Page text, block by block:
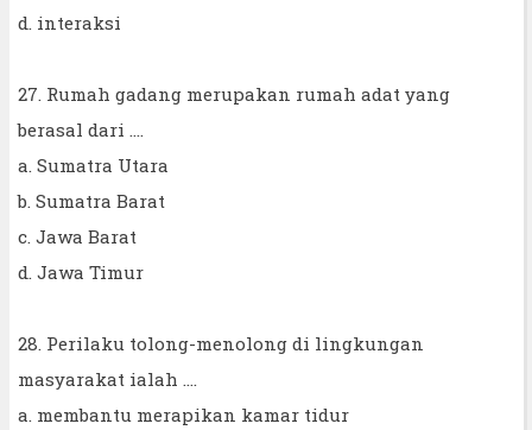
d. interaksi
27. Rumah gadang merupakan rumah adat yang
berasal dari ....
a. Sumatra Utara
b. Sumatra Barat
c. Jawa Barat
d. Jawa Timur
28. Perilaku tolong-menolong di lingkungan
masyarakat ialah ….
a. membantu merapikan kamar tidur